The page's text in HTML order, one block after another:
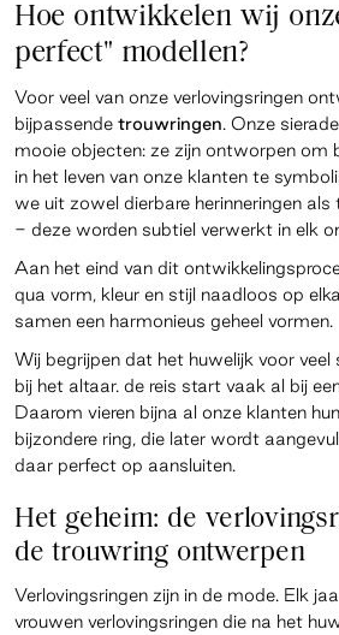
Hoe ontwikkelen wij
perfect" modellen?
Voor veel van onze verlovingsringen
bijpassende trouwringen. Onze
mooie objecten: ze zijn ontworpen om
in het leven van onze klanten te
we uit zowel dierbare herinneringen
- deze worden subtiel verwerkt in elk
Aan het eind van dit
qua vorm, kleur en stijl naadloos op
samen een harmonieus geheel vormen.
Wij begrijpen dat het huwelijk voor
bij het altaar. de reis start vaak al bij
Daarom vieren bijna al onze klanten
bijzondere ring, die later wordt
daar perfect op aansluiten.
Het geheim: de
de trouwring ontwerpen
Verlovingsringen zijn in de mode. Elk
vrouwen verlovingsringen die na het